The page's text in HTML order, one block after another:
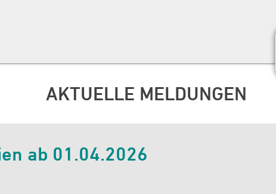
AKTUELLE MELDUNGEN
ab 01.04.2026